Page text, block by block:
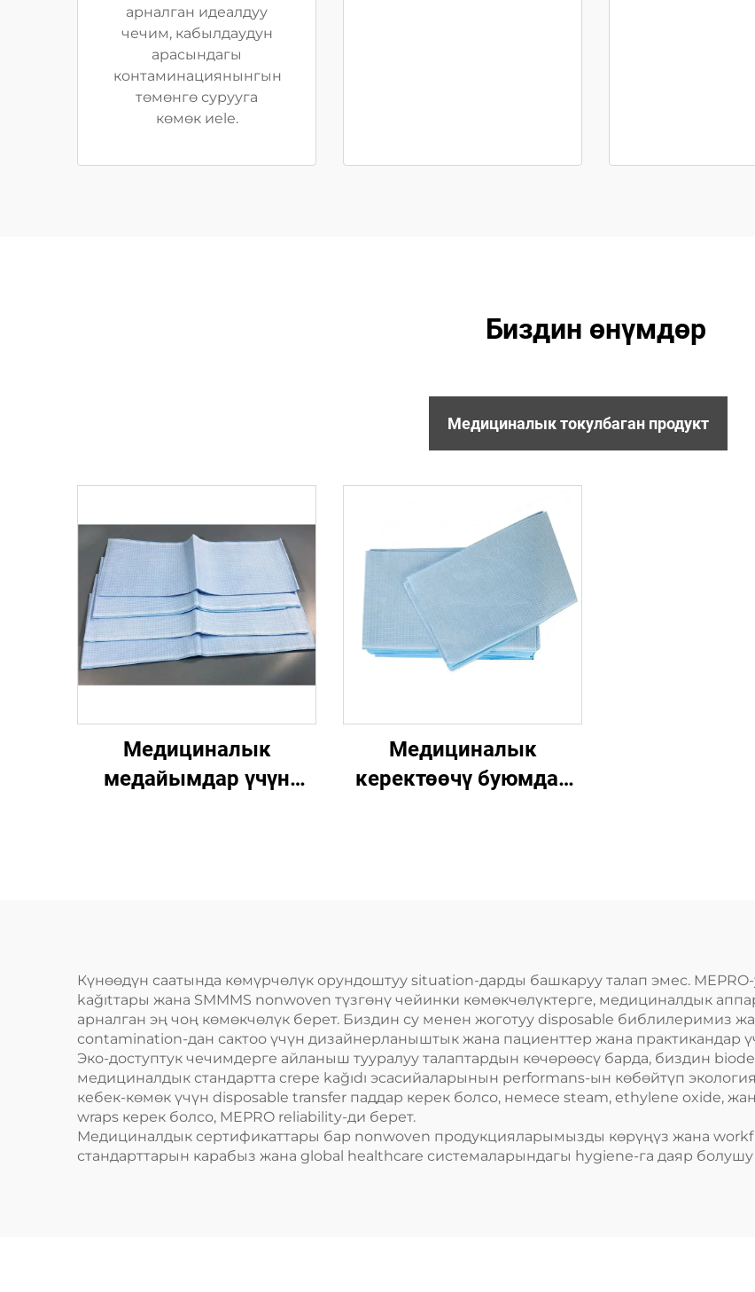
арналган идеалдуу
чечим, кабылдаудун
арасындагы
контаминациянынгын
төмөнгө сурууга
көмөк иele.
Биздин өнүмдөр
Медициналык токулбаган продукт
Медициналык
медайымдар үчүн
жамаачы
Медициналык
керектөөчү буюмдар
Күнөөдүн саатында көмүрчөлүк орундоштуу situation-дарды башкаруу талап эмес.
kağıtтары жана SMMMS nonwoven түзгөнү чейинки көмөкчөлүктерге, медициналдык
арналган эң чоң көмөкчөлүк берет. Биздин су менен жоготуу disposable библилеримиз
contamination-дан сактоо үчүн дизайнерланыштык жана пациенттер жана практикандар
Эко-доступтук чечимдерге айланыш тууралуу талаптардын көчөрөөсү барда, биздин
медициналдык стандартта crepe kağıdı эсасийаларынын performans-ын көбөйтүп
кебек-көмөк үчүн disposable transfer паддар керек болсо, немесе steam, ethylene oxide,
wraps керек болсо, MEPRO reliability-ди берет.
Медициналдык сертификаттары бар nonwoven продукцияларымызды көрүңүз жана
стандарттарын карабыз жана global healthcare системаларындагы hygiene-га даяр болушу